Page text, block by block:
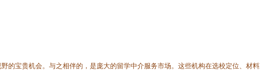
的宝贵机会。与之相伴的，是庞大的留学中介服务市场。这些机构在选校定位、材